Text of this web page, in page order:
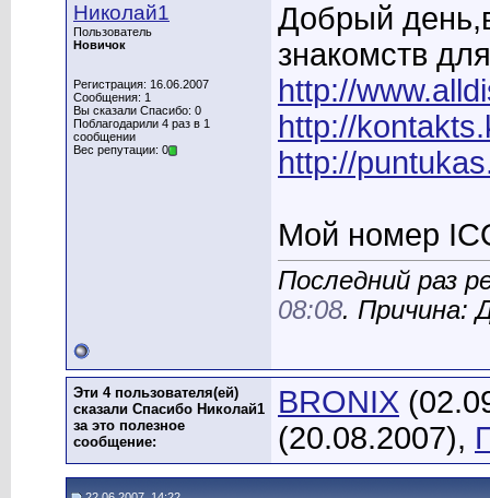
Николай1
Пользователь
Новичок
Регистрация: 16.06.2007
Сообщения: 1
Вы сказали Спасибо: 0
Поблагодарили 4 раз в 1
сообщении
Вес репутации: 0
Добрый
знакомств
http://
http://
http://
Мой номер
Последний раз
08:08. Причина:
Эти 4 пользователя(ей)
сказали Спасибо Николай1
за это полезное
сообщение:
BRONIX
(20.08.2007),